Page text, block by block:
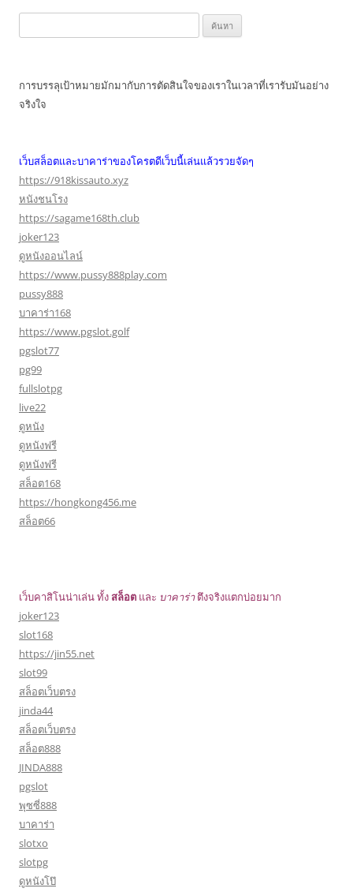
สำหรับ:
การบรรลุเป้าหมายมักมากับการตัดสินใจของเราในเวลาที่เรารับมันอย่าง
จริงใจ
เว็บสล็อตและบาคาร่าของโครตดีเว็บนี้เล่นแล้วรวยจัดๆ
https://918kissauto.xyz
หนังชนโรง
https://sagame168th.club
joker123
ดูหนังออนไลน์
https://www.pussy888play.com
pussy888
บาคาร่า168
https://www.pgslot.golf
pgslot77
pg99
fullslotpg
live22
ดูหนัง
ดูหนังฟรี
ดูหนังฟรี
สล็อต168
https://hongkong456.me
สล็อต66
เว็บคาสิโนน่าเล่น ทั้งสล็อต และ บาคาร่าตึงจริงแตกบ่อยมาก
joker123
slot168
https://jin55.net
slot99
สล็อตเว็บตรง
jinda44
สล็อตเว็บตรง
สล็อต888
JINDA888
pgslot
พุซซี่888
บาคาร่า
slotxo
slotpg
ดูหนังโป๊